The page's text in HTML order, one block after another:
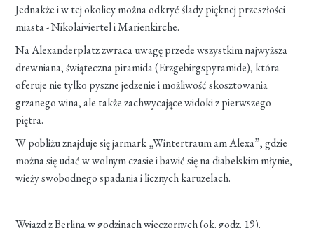
Jednakże i w tej okolicy można odkryć ślady pięknej przeszłości
miasta - Nikolaiviertel i Marienkirche.
Na Alexanderplatz zwraca uwagę przede wszystkim najwyższa
drewniana, świąteczna piramida (Erzgebirgspyramide), która
oferuje nie tylko pyszne jedzenie i możliwość skosztowania
grzanego wina, ale także zachwycające widoki z pierwszego
piętra.
W pobliżu znajduje się jarmark „Wintertraum am Alexa”, gdzie
można się udać w wolnym czasie i bawić się na diabelskim młynie,
wieży swobodnego spadania i licznych karuzelach.
Wyjazd z Berlina w godzinach wieczornych (ok. godz. 19).